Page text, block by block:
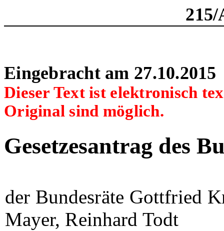
Eingebracht am 27.10.2015
Dieser Text ist elektronisch
Original sind möglich.
Gesetzesantrag des
der Bundesräte Gottfried
Mayer, Reinhard Todt